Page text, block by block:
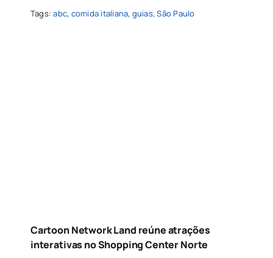
Tags:abc, comida italiana, guias,São Paulo
Cartoon Network Land reúne atrações
interativas no Shopping Center Norte